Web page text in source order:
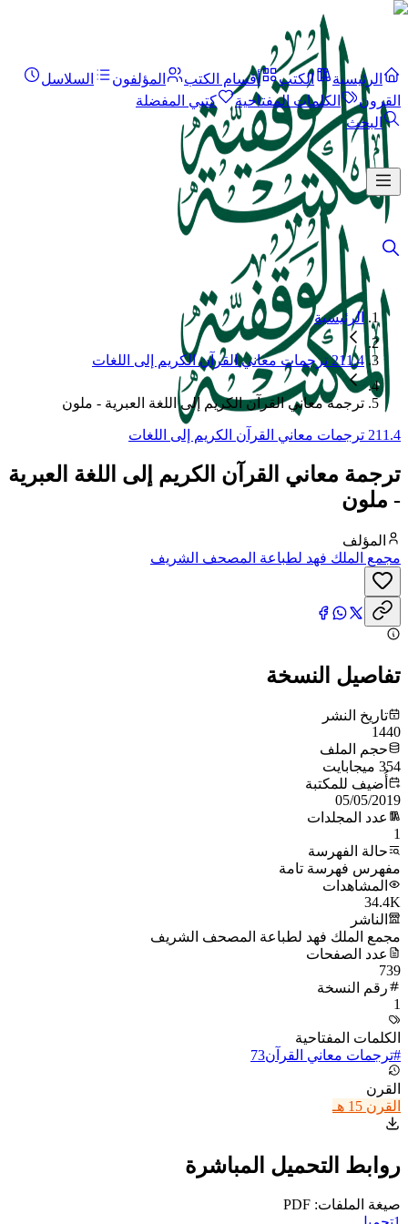
الرئيسية الكتب أقسام الكتب المؤلفون
السلاسل
القرون
الكلمات المفتاحية
كتبي المفضلة
البحث
الرئيسية
211.4 ترجمات معاني القرآن الكريم إلى اللغات
ترجمة معاني القرآن الكريم إلى اللغة العبرية - ملون
211.4 ترجمات معاني القرآن الكريم إلى اللغات
ترجمة معاني القرآن الكريم إلى اللغة العبرية
- ملون
المؤلف
مجمع الملك فهد لطباعة المصحف الشريف
تفاصيل النسخة
تاريخ النشر
1440
حجم الملف
354 ميجابايت
أُضيف للمكتبة
05/05/2019
عدد المجلدات
1
حالة الفهرسة
مفهرس فهرسة تامة
المشاهدات
34.4K
الناشر
مجمع الملك فهد لطباعة المصحف الشريف
عدد الصفحات
739
رقم النسخة
1
الكلمات المفتاحية
#ترجمات معاني القرآن73
القرن
القرن 15 هـ
روابط التحميل المباشرة
صيغة الملفات: PDF